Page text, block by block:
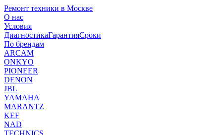
Ремонт техники в Москве
О нас
Условия
ДиагностикаГарантияСроки
По брендам
ARCAM
ONKYO
PIONEER
DENON
JBL
YAMAHA
MARANTZ
KEF
NAD
TECHNICS